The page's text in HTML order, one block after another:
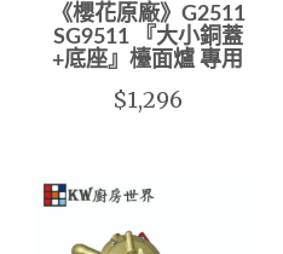
《櫻花原廠》G2511
SG9511 『大小銅蓋
+底座』檯面爐 專用
$1,296